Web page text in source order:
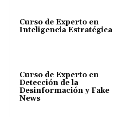
Curso de Experto en
Inteligencia Estratégica
Curso de Experto en
Detección de la
Desinformación y Fake
News